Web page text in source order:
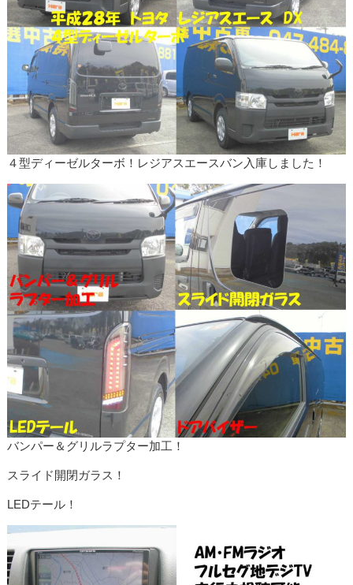
４型ディーゼルターボ！レジアスエースバン入庫しました！
バンパー＆グリルラプター加工！
スライド開閉ガラス！
LEDテール！